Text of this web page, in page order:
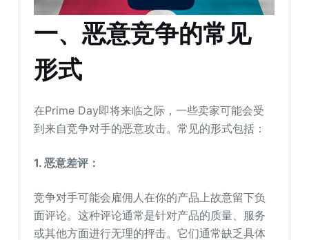
一、恶意竞争的常见
形式
在Prime Day即将来临之际，一些卖家可能会受
到来自竞争对手的恶意攻击。常见的形式包括：
1. 恶意差评：
竞争对手可能会雇佣人在你的产品上故意留下负
面评论。这种评论通常是针对产品的质量、服务
或其他方面进行无理的抨击。它们通常缺乏具体